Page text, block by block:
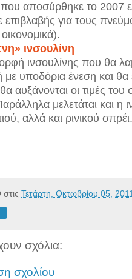
που αποσύρθηκε το 2007
για τους
ινσουλίνη
ινσουλίνης που θα
υποδόρια ένεση και θα
αυξάνονται οι τιμές
μελετάται και η
αλλά και ρινικού σπρέι.
στις Τετάρτη, Οκτωβρίου 05,
σχόλια:
σχολίου